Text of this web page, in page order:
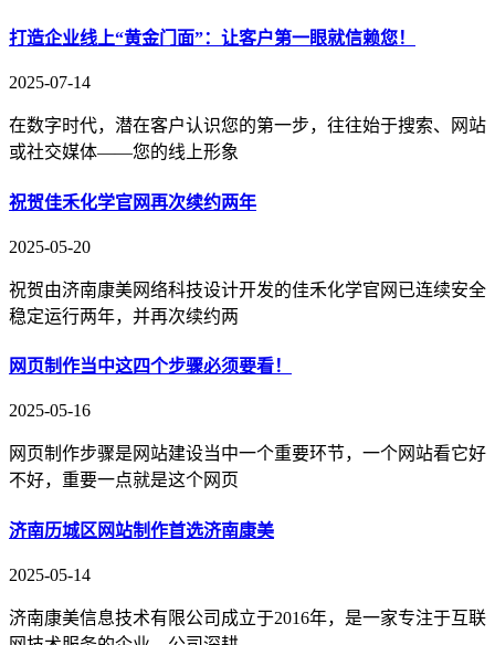
打造企业线上“黄金门面”：让客户第一眼就信赖您！
2025-07-14
在数字时代，潜在客户认识您的第一步，往往始于搜索、网站
或社交媒体——您的线上形象
祝贺佳禾化学官网再次续约两年
2025-05-20
祝贺由济南康美网络科技设计开发的佳禾化学官网已连续安全
稳定运行两年，并再次续约两
网页制作当中这四个步骤必须要看！
2025-05-16
网页制作步骤是网站建设当中一个重要环节，一个网站看它好
不好，重要一点就是这个网页
济南历城区网站制作首选济南康美
2025-05-14
济南康美信息技术有限公司成立于2016年，是一家专注于互联